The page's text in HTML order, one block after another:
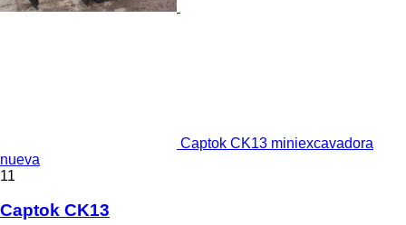
Captok CK13 miniexcavadora
nueva
11
Captok CK13